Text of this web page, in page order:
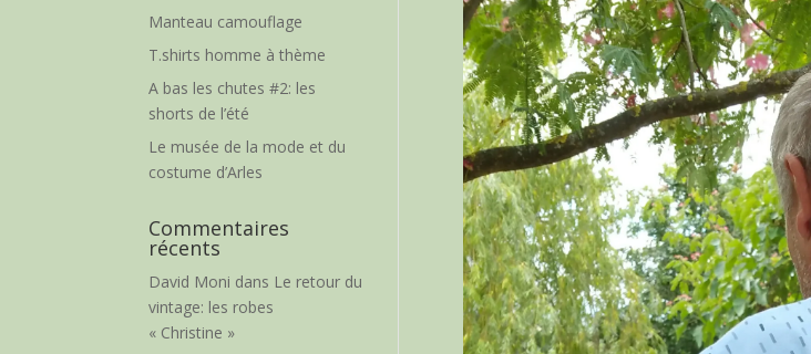
Manteau camouflage
T.shirts homme à thème
A bas les chutes #2: les
shorts de l’été
Le musée de la mode et du
costume d’Arles
Commentaires
récents
David Moni dans Le retour du
vintage: les robes
« Christine »